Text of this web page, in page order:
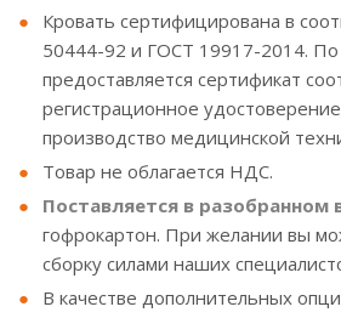
Кровать сертифицирована в
50444-92 и ГОСТ 19917-2014. По
предоставляется сертификат
регистрационное
производство медицинской
Товар не облагается НДС.
Поставляется в разобранном
гофрокартон. При желании вы
сборку силами наших
В качестве дополнительных